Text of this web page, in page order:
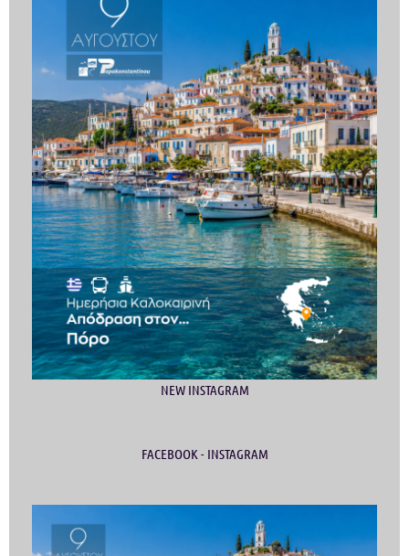
NEW INSTAGRAM
FACEBOOK - INSTAGRAM